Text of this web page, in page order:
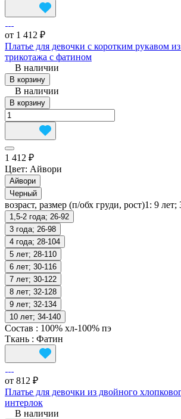
от 1 412 ₽
Платье для девочки с коротким рукавом
трикотажа с фатином
В наличии
В корзину
В наличии
В корзину
1 412 ₽
Цвет: Айвори
Айвори
Черный
возраст, размер (п/обх груди, рост)1: 9 лет;
1,5-2 года; 26-92
3 года; 26-98
4 года; 28-104
5 лет; 28-110
6 лет; 30-116
7 лет; 30-122
8 лет; 32-128
9 лет; 32-134
10 лет; 34-140
Состав : 100% хл-100% пэ
Ткань : Фатин
от 812 ₽
Платье для девочки из двойного
интерлок
В наличии